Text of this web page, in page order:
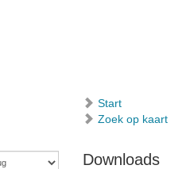
Start
Zoek op kaart
Downloads